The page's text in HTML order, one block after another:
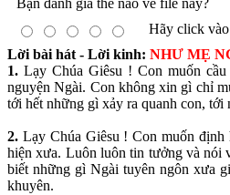
Hãy click
Lời bài hát - Lời kinh: NHƯ MẸ
1. Lạy Chúa Giêsu ! Con muốn
nguyện Ngài. Con không xin gì chỉ
tới hết những gì xảy ra quanh con, tới
2. Lạy Chúa Giêsu ! Con muốn
hiện xưa. Luôn luôn tin tưởng và nói
biết những gì Ngài tuyên ngôn xưa
khuyên.